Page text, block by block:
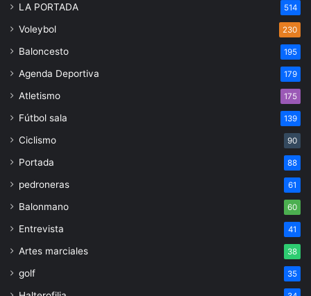
LA PORTADA 514
Voleybol 230
Baloncesto 195
Agenda Deportiva 179
Atletismo 175
Fútbol sala 139
Ciclismo 90
Portada 88
pedroneras 61
Balonmano 60
Entrevista 41
Artes marciales 38
golf 35